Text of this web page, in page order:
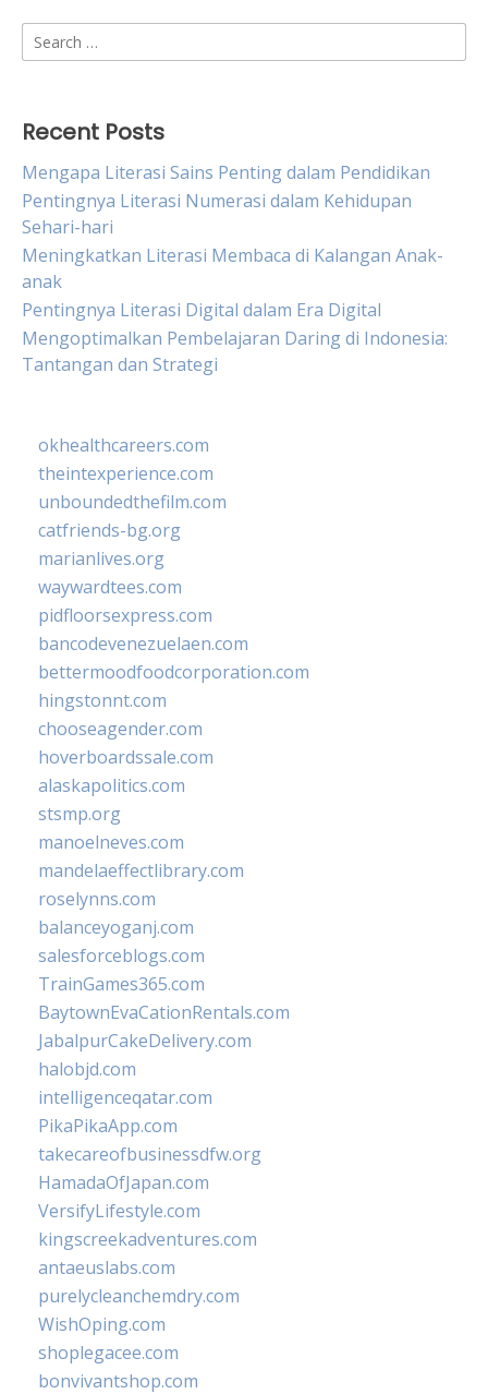
Search
for:
Recent Posts
Mengapa Literasi Sains Penting dalam Pendidikan
Pentingnya Literasi Numerasi dalam Kehidupan
Sehari-hari
Meningkatkan Literasi Membaca di Kalangan Anak-
anak
Pentingnya Literasi Digital dalam Era Digital
Mengoptimalkan Pembelajaran Daring di Indonesia:
Tantangan dan Strategi
okhealthcareers.com
theintexperience.com
unboundedthefilm.com
catfriends-bg.org
marianlives.org
waywardtees.com
pidfloorsexpress.com
bancodevenezuelaen.com
bettermoodfoodcorporation.com
hingstonnt.com
chooseagender.com
hoverboardssale.com
alaskapolitics.com
stsmp.org
manoelneves.com
mandelaeffectlibrary.com
roselynns.com
balanceyoganj.com
salesforceblogs.com
TrainGames365.com
BaytownEvaCationRentals.com
JabalpurCakeDelivery.com
halobjd.com
intelligenceqatar.com
PikaPikaApp.com
takecareofbusinessdfw.org
HamadaOfJapan.com
VersifyLifestyle.com
kingscreekadventures.com
antaeuslabs.com
purelycleanchemdry.com
WishOping.com
shoplegacee.com
bonvivantshop.com